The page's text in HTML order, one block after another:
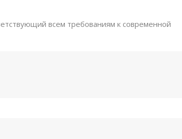
всем требованиям к современной